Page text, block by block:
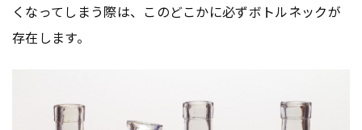
くなってしまう際は、このどこかに必ずボトルネックが
存在します。